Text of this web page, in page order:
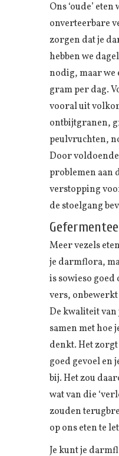
Ons ‘oude’
onverteerbare
zorgen dat je
hebben we
nodig, maar we
gram per dag.
vooral uit
ontbijtgranen,
peulvruchten,
Door voldoende
problemen aan
verstopping
de stoelgang
Meer vezels
je darmflora,
is sowieso
vers,
De kwaliteit van
samen met hoe
denkt. Het
goed gevoel en
bij. Het zou
wat van die
zouden
op ons eten te
Je kunt je